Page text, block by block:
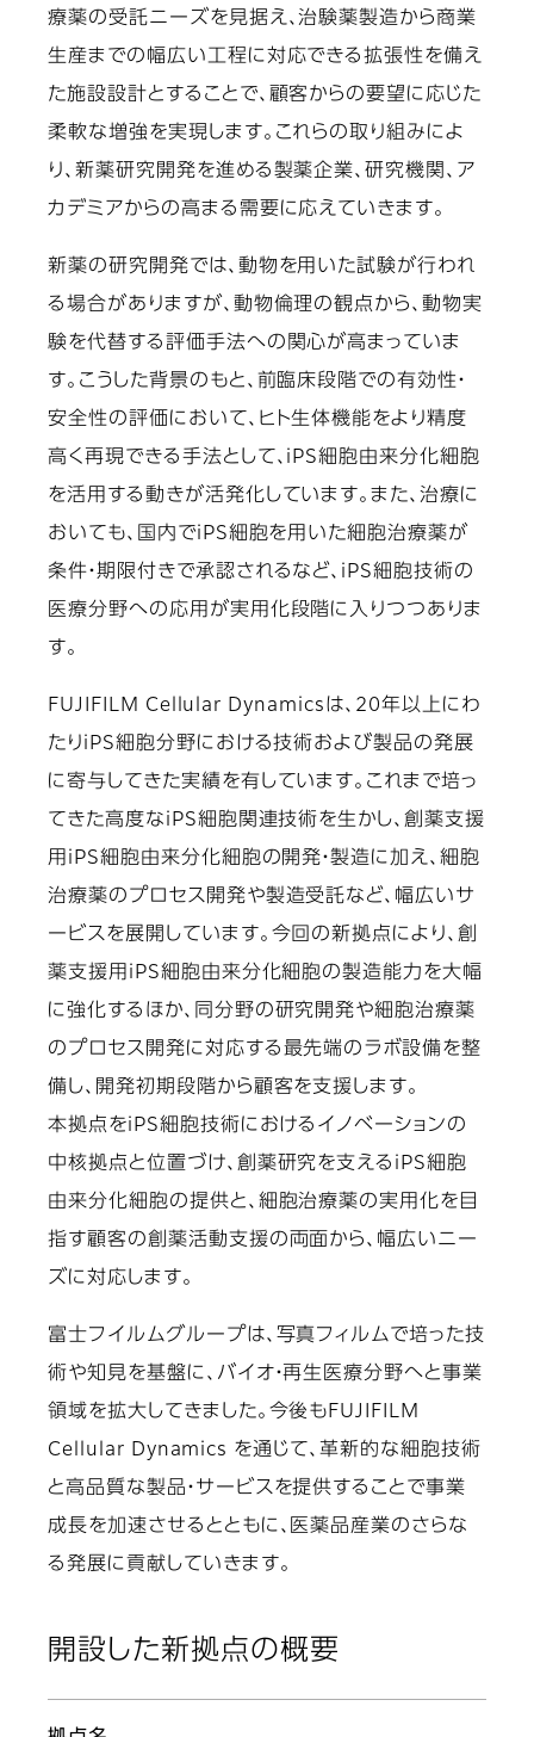
療薬の受託ニーズを見据え、治験薬製造から商業
生産までの幅広い工程に対応できる拡張性を備え
た施設設計とすることで、顧客からの要望に応じた
柔軟な増強を実現します。これらの取り組みによ
り、新薬研究開発を進める製薬企業、研究機関、ア
カデミアからの高まる需要に応えていきます。
新薬の研究開発では、動物を用いた試験が行われ
る場合がありますが、動物倫理の観点から、動物実
験を代替する評価手法への関心が高まっていま
す。こうした背景のもと、前臨床段階での有効性・
安全性の評価において、ヒト生体機能をより精度
高く再現できる手法として、iPS細胞由来分化細胞
を活用する動きが活発化しています。また、治療に
おいても、国内でiPS細胞を用いた細胞治療薬が
条件・期限付きで承認されるなど、iPS細胞技術の
医療分野への応用が実用化段階に入りつつありま
す。
FUJIFILM Cellular Dynamicsは、20年以上にわ
たりiPS細胞分野における技術および製品の発展
に寄与してきた実績を有しています。これまで培っ
てきた高度なiPS細胞関連技術を生かし、創薬支援
用iPS細胞由来分化細胞の開発・製造に加え、細胞
治療薬のプロセス開発や製造受託など、幅広いサ
ービスを展開しています。今回の新拠点により、創
薬支援用iPS細胞由来分化細胞の製造能力を大幅
に強化するほか、同分野の研究開発や細胞治療薬
のプロセス開発に対応する最先端のラボ設備を整
備し、開発初期段階から顧客を支援します。
本拠点をiPS細胞技術におけるイノベーションの
中核拠点と位置づけ、創薬研究を支えるiPS細胞
由来分化細胞の提供と、細胞治療薬の実用化を目
指す顧客の創薬活動支援の両面から、幅広いニー
ズに対応します。
富士フイルムグループは、写真フィルムで培った技
術や知見を基盤に、バイオ・再生医療分野へと事業
領域を拡大してきました。今後もFUJIFILM
Cellular Dynamics を通じて、革新的な細胞技術
と高品質な製品・サービスを提供することで事業
成長を加速させるとともに、医薬品産業のさらな
る発展に貢献していきます。
開設した新拠点の概要